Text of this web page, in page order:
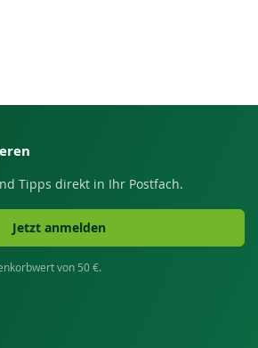
Tipps direkt in Ihr Postfach.
Jetzt anmelden
von 50 €.